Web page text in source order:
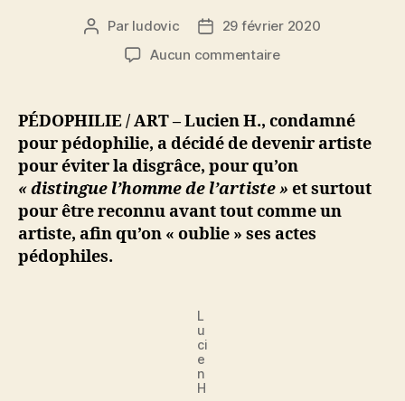
Auteur
l’article
Par ludovic
Date29 février 2020
Aucun commentairesur
décide
devenir
artiste
pour
qu’on
sépare
PÉDOPHILIE / ART – Lucien H., condamné
pour pédophilie, a décidé de devenir artiste
pour éviter la disgrâce, pour qu’on
« distingue l’homme de l’artiste » et surtout
pour être reconnu avant tout comme un
artiste, afin qu’on « oublie » ses actes
pédophiles.
L
u
ci
e
n
H